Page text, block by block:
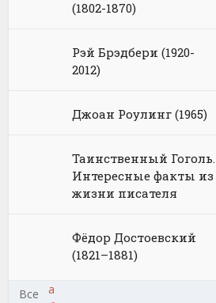
(1802-1870)
Рэй Брэдбери (1920-
2012)
Джоан Роулинг (1965)
Таинственный Гоголь.
Интересные факты из
жизни писателя
Фёдор Достоевский
(1821–1881)
Все
а